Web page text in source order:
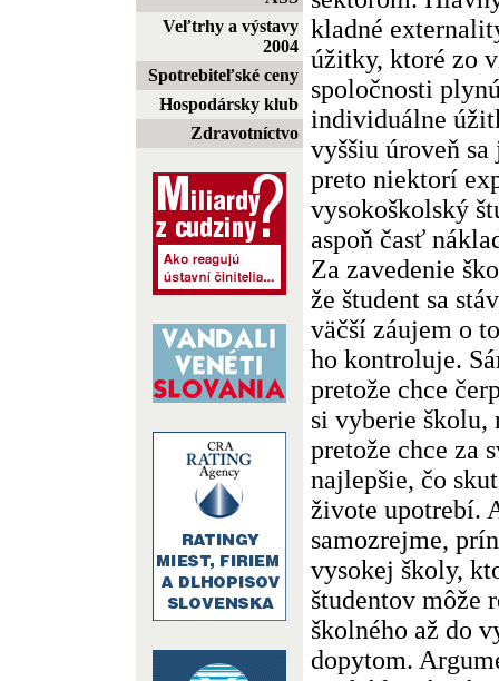
Veľtrhy a výstavy
2004
Spotrebiteľské ceny
Hospodársky klub
Zdravotníctvo
kladné
úžitky, ktoré zo
spoločnosti
individuálne
vyššiu úroveň
preto niektorí
vysokoškolský
aspoň časť
Za zavedenie
že študent sa
väčší záujem o
ho kontroluje.
pretože chce
si vyberie školu,
pretože chce za
najlepšie, čo
živote upotrebí.
samozrejme,
vysokej školy,
študentov môže
školného až do
dopytom.